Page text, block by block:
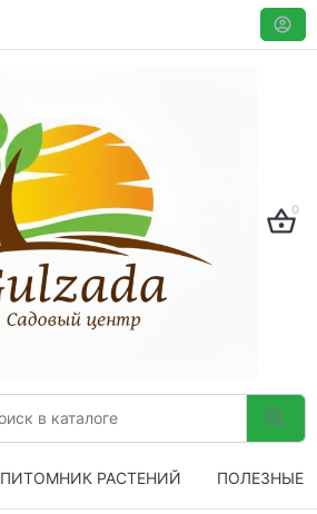
0
ПИТОМНИК РАСТЕНИЙ ПОЛЕЗНЫЕ